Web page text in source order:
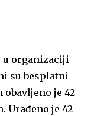
u organizaciji
su besplatni
je 42
Urađeno je 42